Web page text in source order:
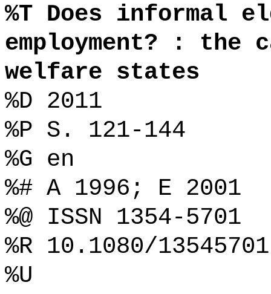
%T Does informal
employment? : the
welfare states
%D 2011
%P S. 121-144
%G en
%# A 1996; E 2001
%@ ISSN 1354-5701
%R 10.1080/
%U